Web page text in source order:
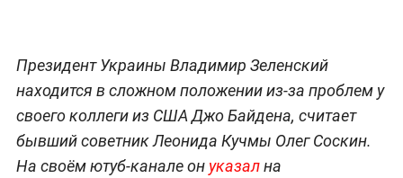
Президент Украины Владимир Зеленский
находится в сложном положении из-за проблем у
своего коллеги из США Джо Байдена, считает
бывший советник Леонида Кучмы Олег Соскин.
На своём ютуб-канале он указална